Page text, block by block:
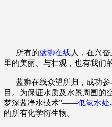
所有的蓝狮在线人，在兴
里的美丽、与壮观，也有我们
蓝狮在线众望所归，成功参
目。为保证水质及水景周围的
梦深蓝净水技术”——低氯水处
的所有化学衍生物。